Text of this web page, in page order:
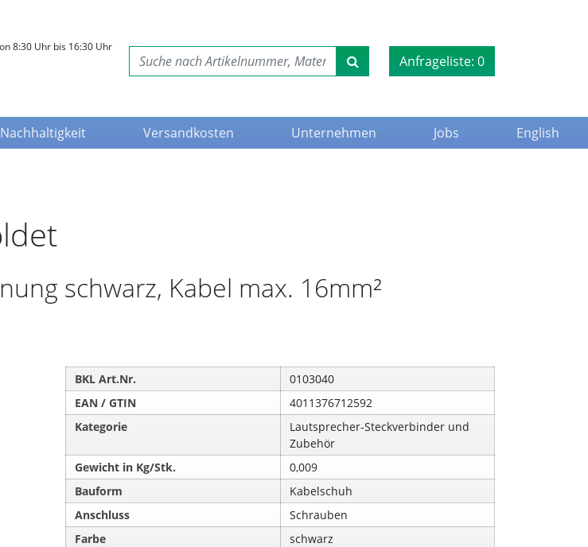
8:30 Uhr bis 16:30 Uhr
Anfrageliste: 0
Nachhaltigkeit Versandkosten Unternehmen Jobs English
schwarz, Kabel max. 16mm²
BKL Art.Nr.
0103040
EAN / GTIN
4011376712592
Kategorie
Lautsprecher-Steckverbinder und
Zubehör
Gewicht in Kg/Stk.
0,009
Bauform
Kabelschuh
Anschluss
Schrauben
Farbe
schwarz